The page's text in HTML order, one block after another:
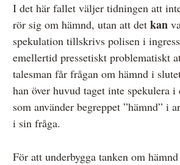
I det här fallet väljer tidningen att
rör sig om hämnd, utan att det kan
spekulation tillskrivs polisen i
emellertid pressetiskt problematiskt
talesman får frågan om hämnd i
han över huvud taget inte spekulera i
som använder begreppet ”hämnd” i
i sin fråga.
För att underbygga tanken om